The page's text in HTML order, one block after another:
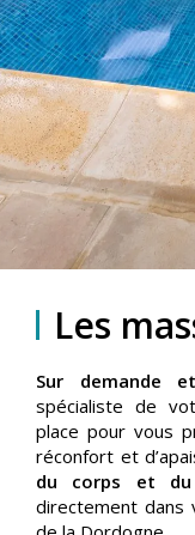
Les
Sur demande
spécialiste de
place pour vous
réconfort et
du corps et du
directement